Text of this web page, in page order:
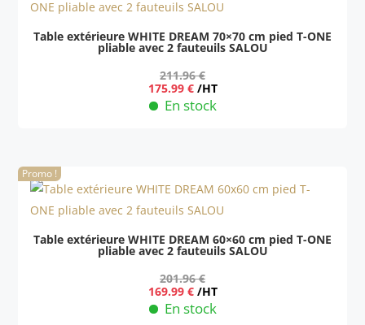
Table extérieure WHITE DREAM 70×70 cm pied T-ONE
pliable avec 2 fauteuils SALOU
211.96€
Le
prix
initial
175.99 €Le
prix
actuel
/HT
En stock
Promo !
Table extérieure WHITE DREAM 60×60 cm pied T-ONE
pliable avec 2 fauteuils SALOU
201.96€
Le
prix
initial
169.99 €Le
prix
actuel
/HT
En stock